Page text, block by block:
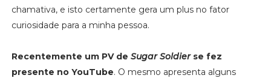
chamativa, e isto certamente gera um plus no fator
curiosidade para a minha pessoa.
Recentemente um PV de Sugar Soldierse fez
presente no YouTube. O mesmo apresenta alguns